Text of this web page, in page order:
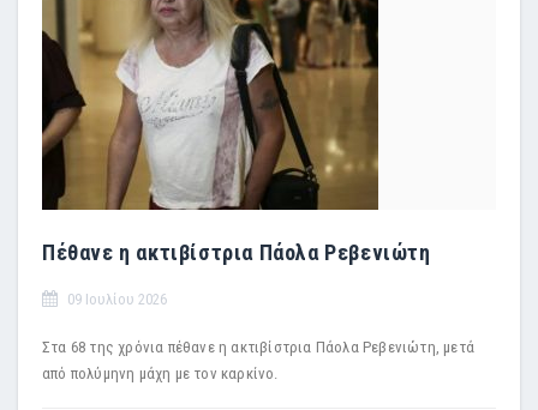
Πέθανε η ακτιβίστρια Πάολα Ρεβενιώτη
09 Ιουλίου 2026
Στα 68 της χρόνια πέθανε η ακτιβίστρια Πάολα Ρεβενιώτη, μετά
από πολύμηνη μάχη με τον καρκίνο.